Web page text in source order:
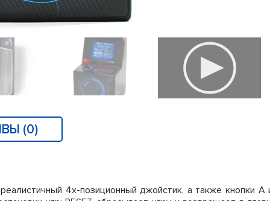
(0)
4х-позиционный джойстик, а также кнопки A